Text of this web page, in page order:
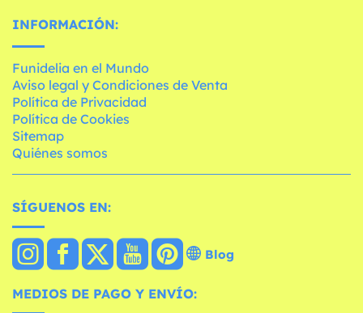
INFORMACIÓN:
Funidelia en el Mundo
Aviso legal y Condiciones de Venta
Política de Privacidad
Política de Cookies
Sitemap
Quiénes somos
SÍGUENOS EN:
Blog
MEDIOS DE PAGO Y ENVÍO: